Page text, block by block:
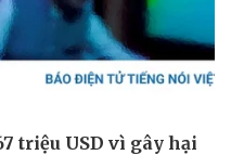
Ô tô - Xe máy